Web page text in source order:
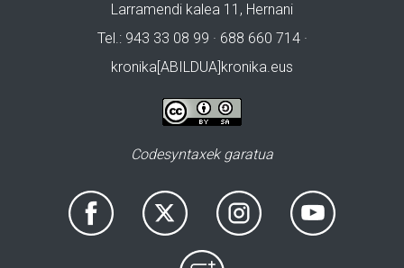
Larramendi kalea 11, Hernani
Tel.: 943 33 08 99 · 688 660 714 ·
kronika[ABILDUA]kronika.eus
Codesyntaxek garatua